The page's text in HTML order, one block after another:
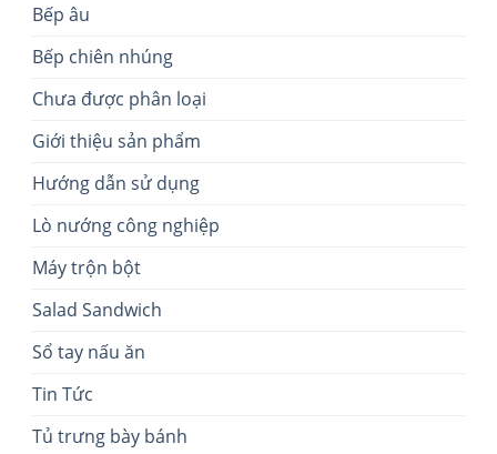
Bếp âu
Bếp chiên nhúng
Chưa được phân loại
Giới thiệu sản phẩm
Hướng dẫn sử dụng
Lò nướng công nghiệp
Máy trộn bột
Salad Sandwich
Sổ tay nấu ăn
Tin Tức
Tủ trưng bày bánh